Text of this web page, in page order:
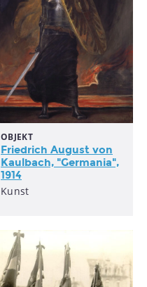
OBJEKT
Friedrich August von
Kaulbach, "Germania",
1914
Kunst